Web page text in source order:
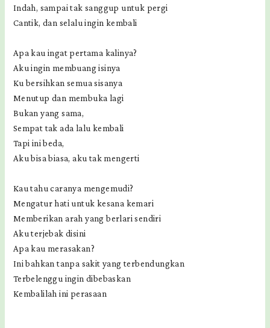
Indah, sampai tak sanggup untuk pergi
Cantik, dan selalu ingin kembali
Apa kau ingat pertama kalinya?
Aku ingin membuang isinya
Ku bersihkan semua sisanya
Menutup dan membuka lagi
Bukan yang sama,
Sempat tak ada lalu kembali
Tapi ini beda,
Aku bisa biasa, aku tak mengerti
Kau tahu caranya mengemudi?
Mengatur hati untuk kesana kemari
Memberikan arah yang berlari sendiri
Aku terjebak disini
Apa kau merasakan?
Ini bahkan tanpa sakit yang terbendungkan
Terbelenggu ingin dibebaskan
Kembalilah ini perasaan